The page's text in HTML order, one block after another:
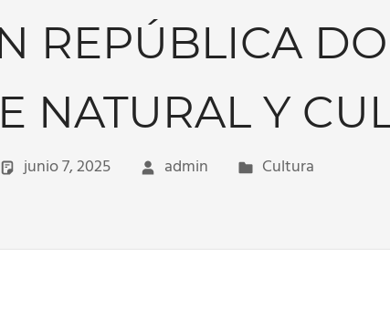
REPÚBLICA
NATURAL Y
junio 7, 2025 admin Cultura